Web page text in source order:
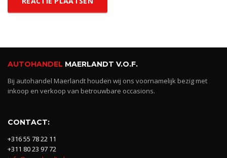
AUTOHANDEL MAERLANDT V.O.F.
Bij autohandel Maerlandt houden wij ons voornamelijk bezig met
inkoop en verkoop van betrouwbare occasions.
CONTACT:
+316 55 78 22 11
+311 80 23 97 72